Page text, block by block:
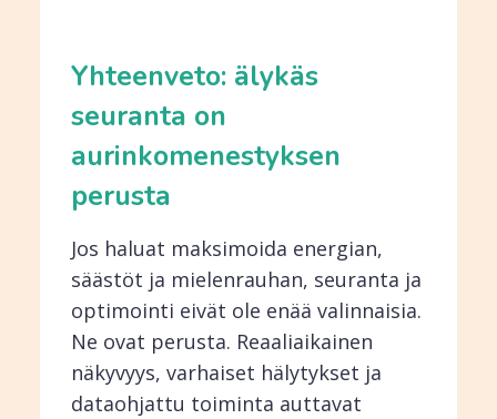
Yhteenveto: älykäs
seuranta on
aurinkomenestyksen
perusta
Jos haluat maksimoida energian,
säästöt ja mielenrauhan, seuranta ja
optimointi eivät ole enää valinnaisia.
Ne ovat perusta. Reaaliaikainen
näkyvyys, varhaiset hälytykset ja
dataohjattu toiminta auttavat